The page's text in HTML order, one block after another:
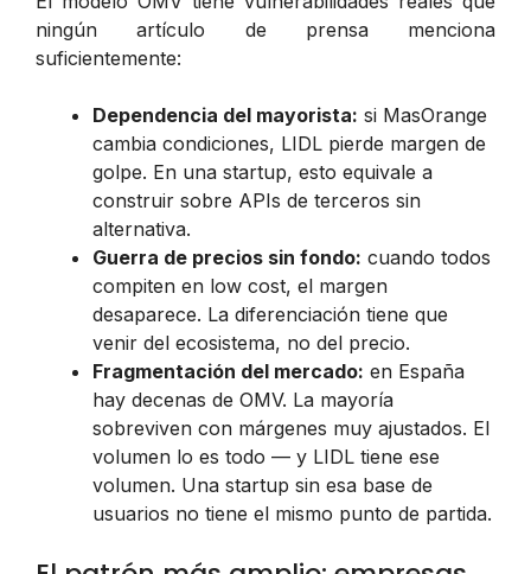
ningún artículo de prensa menciona
suficientemente:
Dependencia del mayorista: si MasOrange
cambia condiciones, LIDL pierde margen de
golpe. En una startup, esto equivale a
construir sobre APIs de terceros sin
alternativa.
Guerra de precios sin fondo: cuando todos
compiten en low cost, el margen
desaparece. La diferenciación tiene que
venir del ecosistema, no del precio.
Fragmentación del mercado: en España
hay decenas de OMV. La mayoría
sobreviven con márgenes muy ajustados. El
volumen lo es todo — y LIDL tiene ese
volumen. Una startup sin esa base de
usuarios no tiene el mismo punto de partida.